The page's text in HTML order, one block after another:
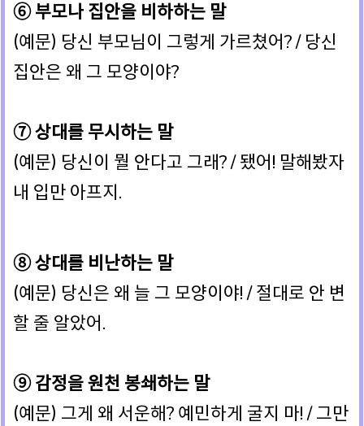
⑥ 부모나 집안을 비하하는 말
(예문) 당신 부모님이 그렇게 가르쳤어? / 당신
집안은 왜 그 모양이야?
⑦ 상대를 무시하는 말
(예문) 당신이 뭘 안다고 그래? / 됐어! 말해봤자
내 입만 아프지.
⑧ 상대를 비난하는 말
(예문) 당신은 왜 늘 그 모양이야! / 절대로 안 변
할 줄 알았어.
⑨ 감정을 원천 봉쇄하는 말
(예문) 그게 왜 서운해? 예민하게 굴지 마! / 그만